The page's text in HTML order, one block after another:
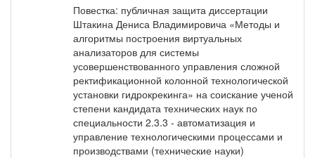
Повестка: публичная защита диссертации
Штакина Дениса Владимировича «Методы и
алгоритмы построения виртуальных
анализаторов для системы
усовершенствованного управления сложной
ректификационной колонной технологической
установки гидрокрекинга» на соискание ученой
степени кандидата технических наук по
специальности 2.3.3 - автоматизация и
управление технологическими процессами и
производствами (технические науки)